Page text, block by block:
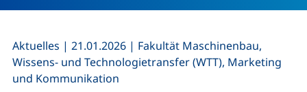
Aktuelles | 21.01.2026 | Fakultät Maschinenbau,
Wissens- und Technologietransfer (WTT), Marketing
und Kommunikation